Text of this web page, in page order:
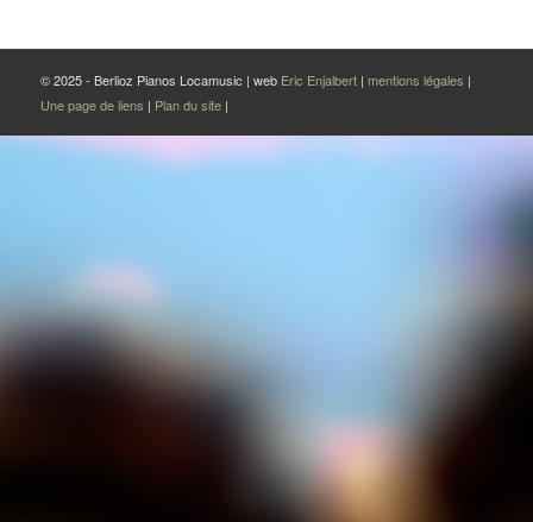
© 2025 - Berlioz Pianos Locamusic | web Eric Enjalbert| mentions légales |
Une page de liens | Plan du site |